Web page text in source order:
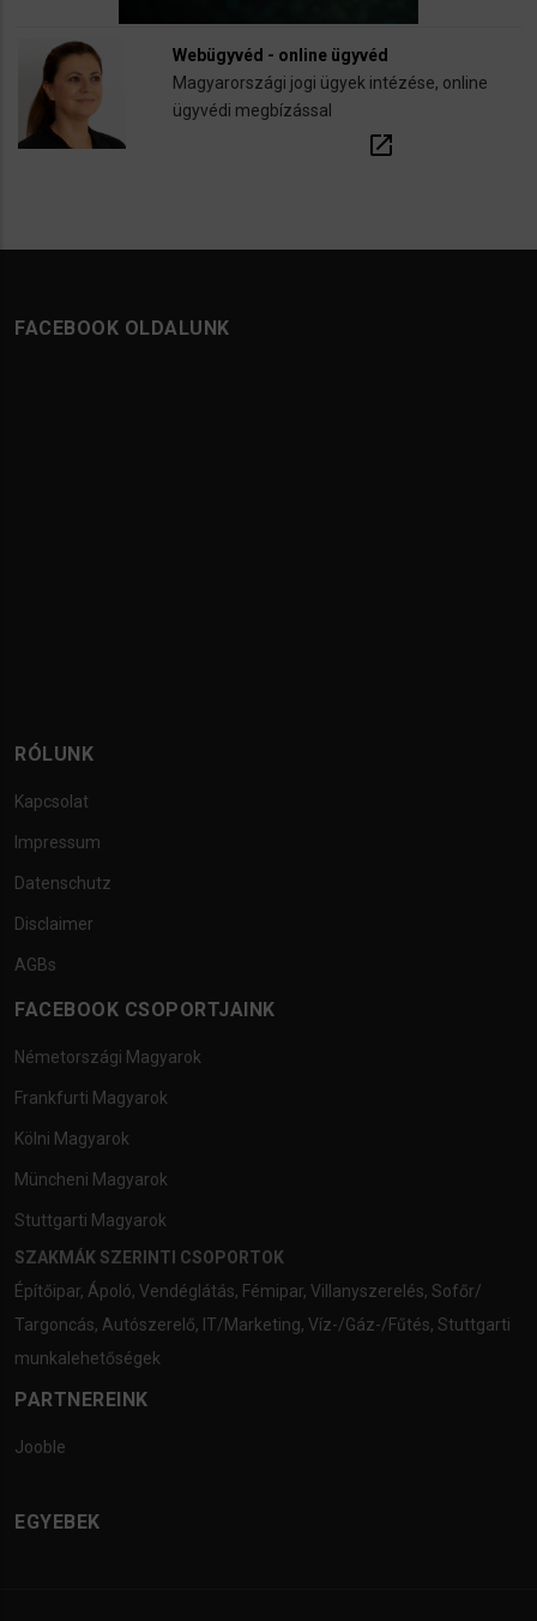
Webügyvéd - online ügyvéd
Magyarországi jogi ügyek intézése, online
ügyvédi megbízással
open_in_new
FACEBOOK OLDALUNK
RÓLUNK
Kapcsolat
Impressum
Datenschutz
Disclaimer
AGBs
FACEBOOK CSOPORTJAINK
Németországi Magyarok
Frankfurti Magyarok
Kölni Magyarok
Müncheni Magyarok
Stuttgarti Magyarok
SZAKMÁK SZERINTI CSOPORTOK
Építőipar, Ápoló, Vendéglátás, Fémipar, Villanyszerelés, Sofőr/
Targoncás, Autószerelő, IT/Marketing, Víz-/Gáz-/Fűtés, Stuttgarti
munkalehetőségek
PARTNEREINK
Jooble
EGYEBEK